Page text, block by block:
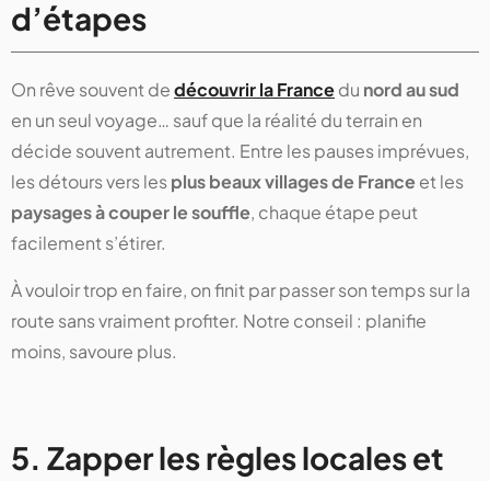
d’étapes
On rêve souvent dedécouvrir la Francedu nord au sud
en un seul voyage… sauf que la réalité du terrain en
décide souvent autrement. Entre les pauses imprévues,
les détours vers lesplus beaux villages de Franceet les
paysages à couper le souffle, chaque étape peut
facilement s’étirer.
À vouloir trop en faire, on finit par passer son temps sur la
route sans vraiment profiter. Notre conseil : planifie
moins, savoure plus.
5. Zapper les règles locales et